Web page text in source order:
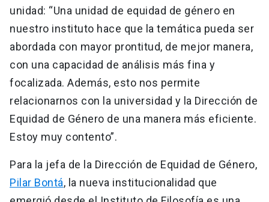
unidad: “Una unidad de equidad de género en
nuestro instituto hace que la temática pueda ser
abordada con mayor prontitud, de mejor manera,
con una capacidad de análisis más fina y
focalizada. Además, esto nos permite
relacionarnos con la universidad y la Dirección de
Equidad de Género de una manera más eficiente.
Estoy muy contento”.
Para la jefa de la Dirección de Equidad de Género,
Pilar Bontá, la nueva institucionalidad que